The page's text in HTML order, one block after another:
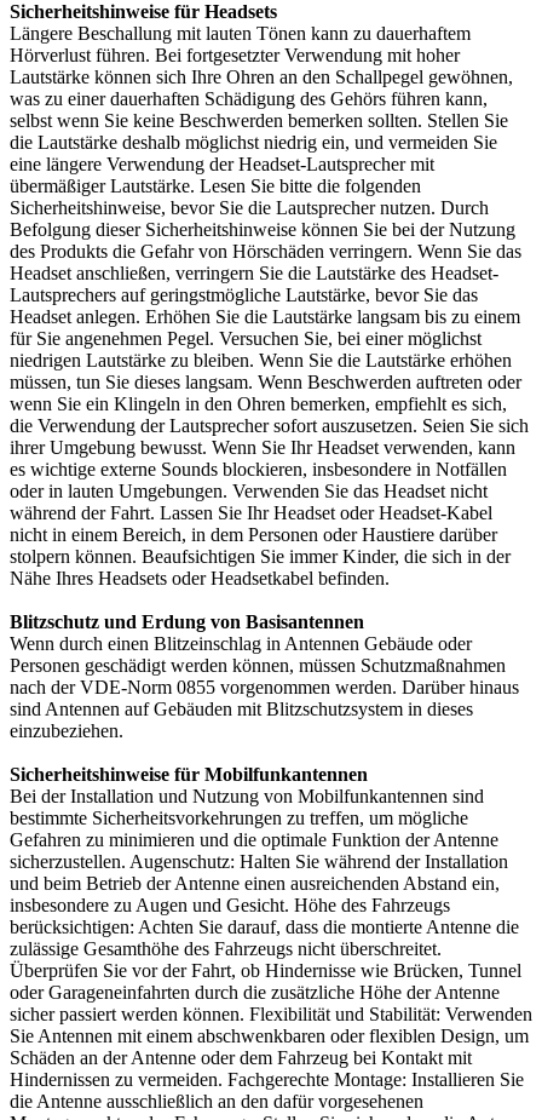
Sicherheitshinweise für Headsets
Längere Beschallung mit lauten Tönen kann zu dauerhaftem
Hörverlust führen. Bei fortgesetzter Verwendung mit hoher
Lautstärke können sich Ihre Ohren an den Schallpegel gewöhnen,
was zu einer dauerhaften Schädigung des Gehörs führen kann,
selbst wenn Sie keine Beschwerden bemerken sollten. Stellen Sie
die Lautstärke deshalb möglichst niedrig ein, und vermeiden Sie
eine längere Verwendung der Headset-Lautsprecher mit
übermäßiger Lautstärke. Lesen Sie bitte die folgenden
Sicherheitshinweise, bevor Sie die Lautsprecher nutzen. Durch
Befolgung dieser Sicherheitshinweise können Sie bei der Nutzung
des Produkts die Gefahr von Hörschäden verringern. Wenn Sie das
Headset anschließen, verringern Sie die Lautstärke des Headset-
Lautsprechers auf geringstmögliche Lautstärke, bevor Sie das
Headset anlegen. Erhöhen Sie die Lautstärke langsam bis zu einem
für Sie angenehmen Pegel. Versuchen Sie, bei einer möglichst
niedrigen Lautstärke zu bleiben. Wenn Sie die Lautstärke erhöhen
müssen, tun Sie dieses langsam. Wenn Beschwerden auftreten oder
wenn Sie ein Klingeln in den Ohren bemerken, empfiehlt es sich,
die Verwendung der Lautsprecher sofort auszusetzen. Seien Sie sich
ihrer Umgebung bewusst. Wenn Sie Ihr Headset verwenden, kann
es wichtige externe Sounds blockieren, insbesondere in Notfällen
oder in lauten Umgebungen. Verwenden Sie das Headset nicht
während der Fahrt. Lassen Sie Ihr Headset oder Headset-Kabel
nicht in einem Bereich, in dem Personen oder Haustiere darüber
stolpern können. Beaufsichtigen Sie immer Kinder, die sich in der
Nähe Ihres Headsets oder Headsetkabel befinden.
Blitzschutz und Erdung von Basisantennen
Wenn durch einen Blitzeinschlag in Antennen Gebäude oder
Personen geschädigt werden können, müssen Schutzmaßnahmen
nach der VDE-Norm 0855 vorgenommen werden. Darüber hinaus
sind Antennen auf Gebäuden mit Blitzschutzsystem in dieses
einzubeziehen.
Sicherheitshinweise für Mobilfunkantennen
Bei der Installation und Nutzung von Mobilfunkantennen sind
bestimmte Sicherheitsvorkehrungen zu treffen, um mögliche
Gefahren zu minimieren und die optimale Funktion der Antenne
sicherzustellen. Augenschutz: Halten Sie während der Installation
und beim Betrieb der Antenne einen ausreichenden Abstand ein,
insbesondere zu Augen und Gesicht. Höhe des Fahrzeugs
berücksichtigen: Achten Sie darauf, dass die montierte Antenne die
zulässige Gesamthöhe des Fahrzeugs nicht überschreitet.
Überprüfen Sie vor der Fahrt, ob Hindernisse wie Brücken, Tunnel
oder Garageneinfahrten durch die zusätzliche Höhe der Antenne
sicher passiert werden können. Flexibilität und Stabilität: Verwenden
Sie Antennen mit einem abschwenkbaren oder flexiblen Design, um
Schäden an der Antenne oder dem Fahrzeug bei Kontakt mit
Hindernissen zu vermeiden. Fachgerechte Montage: Installieren Sie
die Antenne ausschließlich an den dafür vorgesehenen